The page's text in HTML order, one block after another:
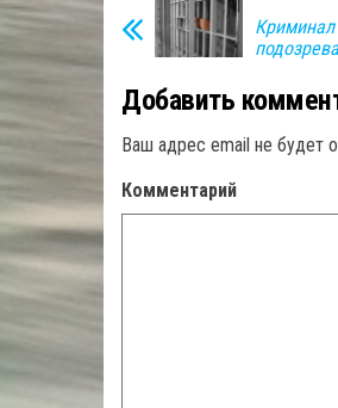
Добавить
Ваш адрес email не будет
Комментарий